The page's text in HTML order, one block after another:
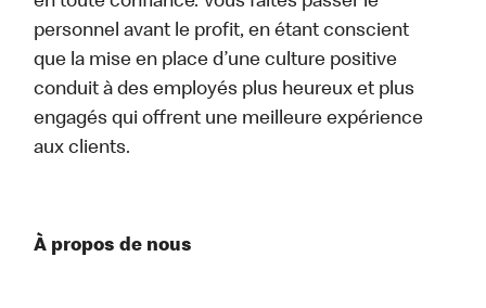
personnel avant le profit, en étant conscient
que la mise en place d’une culture positive
conduit à des employés plus heureux et plus
engagés qui offrent une meilleure expérience
aux clients.
À propos de nous